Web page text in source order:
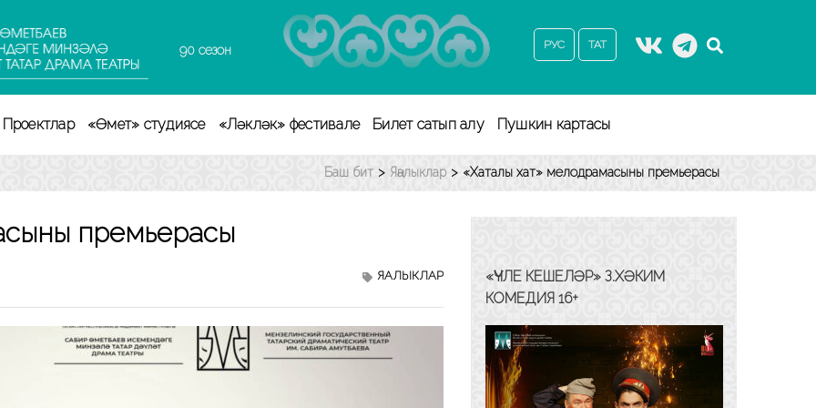
90 сезон РУС ТАТ
Проектлар «Өмет» студиясе «Ләкләк» фестивале Билет сатып алу Пушкин картасы
Баш бит > Яңалыклар > «Хаталы хат» мелодрамасының премьерасы
премьерасы
ЯҢАЛЫКЛАР
«ҮЧЛЕ КЕШЕЛӘР» З.ХӘКИМ
КОМЕДИЯ 16+